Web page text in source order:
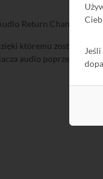
Return Channel)
któremu zostanie
audio poprzez kabel